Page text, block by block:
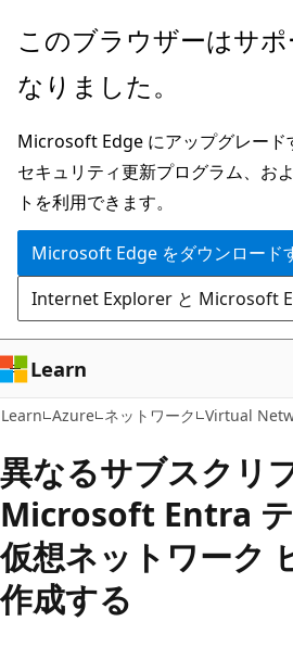
メ
ン
ン
テ
ン
ツ
に
ス
キ
ッ
プ
このブラウザーはサポ
なりました。
Microsoft Edge にアップグレード
セキュリティ更新プログラム、お
トを利用できます。
Microsoft Edge をダウンロード
Internet Explorer と Microsoft
Learn
Learn Azure ネットワーク Virtual
異なるサブスクリ
Microsoft Entra
仮想ネットワーク
作成する